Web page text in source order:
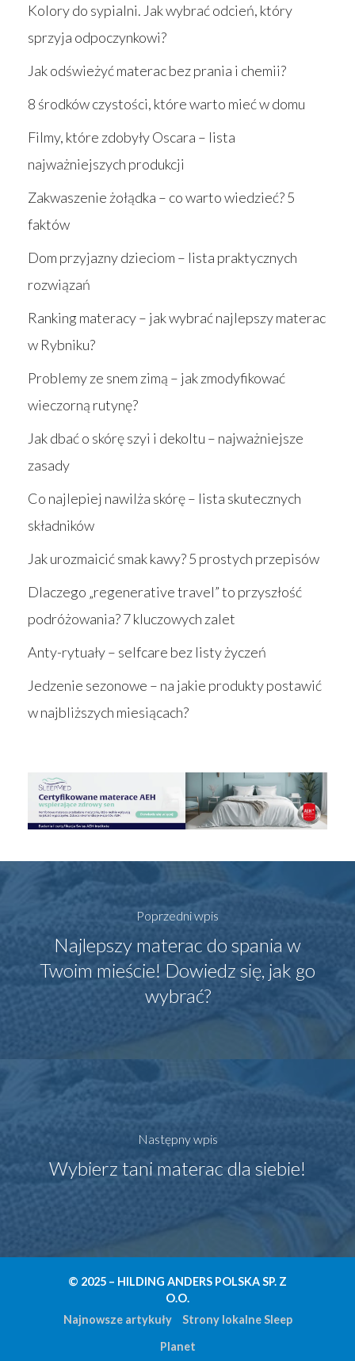
Kolory do sypialni. Jak wybrać odcień, który
sprzyja odpoczynkowi?
Jak odświeżyć materac bez prania i chemii?
8 środków czystości, które warto mieć w domu
Filmy, które zdobyły Oscara – lista
najważniejszych produkcji
Zakwaszenie żołądka – co warto wiedzieć? 5
faktów
Dom przyjazny dzieciom – lista praktycznych
rozwiązań
Ranking materacy – jak wybrać najlepszy materac
w Rybniku?
Problemy ze snem zimą – jak zmodyfikować
wieczorną rutynę?
Jak dbać o skórę szyi i dekoltu – najważniejsze
zasady
Co najlepiej nawilża skórę – lista skutecznych
składników
Jak urozmaicić smak kawy? 5 prostych przepisów
Dlaczego „regenerative travel” to przyszłość
podróżowania? 7 kluczowych zalet
Anty-rytuały – selfcare bez listy życzeń
Jedzenie sezonowe – na jakie produkty postawić
w najbliższych miesiącach?
Poprzedni wpis
Najlepszy materac do spania w
Twoim mieście! Dowiedz się, jak go
wybrać?
Następny wpis
Wybierz tani materac dla siebie!
© 2025 – HILDING ANDERS POLSKA SP. Z
O.O.
Najnowsze artykuły
Strony lokalne Sleep
Planet